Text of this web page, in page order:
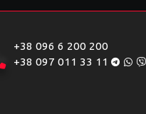
+38 096 6 200 200
+38 097 011 33 11